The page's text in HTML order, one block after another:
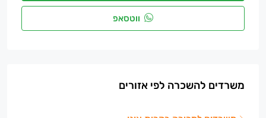
ווטסאפ
משרדים להשכרה לפי אזורים